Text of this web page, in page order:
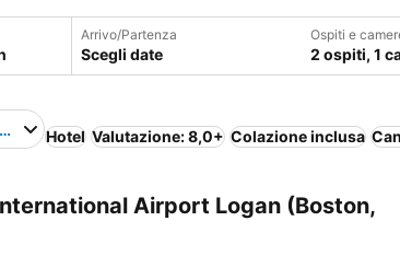
Arrivo/Partenza
Scegli date
Ospiti e
2 ospiti, 1
Logan
Hotel Valutazione: 8,0+ Colazione inclusa
Airport Logan (Boston,